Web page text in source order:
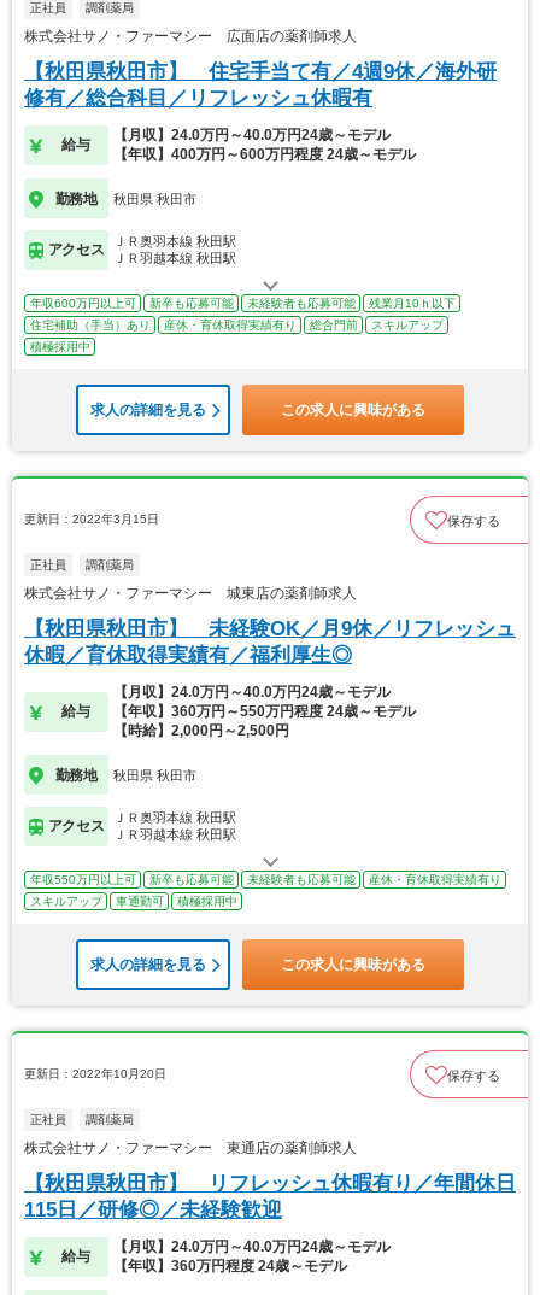
正社員 調剤薬局
株式会社サノ・ファーマシー 広面店の薬剤師求人
【秋田県秋田市】 住宅手当て有／4週9休／海外研
修有／総合科目／リフレッシュ休暇有
給与
【月収】24.0万円～40.0万円24歳～モデル
【年収】400万円～600万円程度 24歳～モデル
勤務地 秋田県 秋田市
アクセス
ＪＲ奥羽本線 秋田駅
ＪＲ羽越本線 秋田駅
年収600万円以上可 新卒も応募可能 未経験者も応募可能
残業月10ｈ以下
住宅補助（手当）あり
産休・育休取得実績有り 総合門前
スキルアップ
積極採用中
求人の詳細を見る この求人に興味がある
更新日：2022年3月15日 保存する
正社員 調剤薬局
株式会社サノ・ファーマシー 城東店の薬剤師求人
【秋田県秋田市】 未経験OK／月9休／リフレッシュ
休暇／育休取得実績有／福利厚生◎
給与
【月収】24.0万円～40.0万円24歳～モデル
【年収】360万円～550万円程度 24歳～モデル
【時給】2,000円～2,500円
勤務地 秋田県 秋田市
アクセス
ＪＲ奥羽本線 秋田駅
ＪＲ羽越本線 秋田駅
年収550万円以上可 新卒も応募可能 未経験者も応募可能
産休・育休取得実績有り
スキルアップ
車通勤可 積極採用中
求人の詳細を見る この求人に興味がある
更新日：2022年10月20日 保存する
正社員 調剤薬局
株式会社サノ・ファーマシー 東通店の薬剤師求人
【秋田県秋田市】 リフレッシュ休暇有り／年間休日
115日／研修◎／未経験歓迎
給与
【月収】24.0万円～40.0万円24歳～モデル
【年収】360万円程度 24歳～モデル